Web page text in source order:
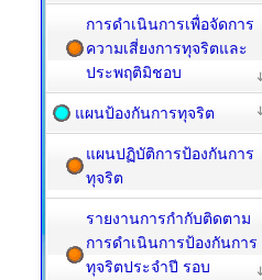
การดำเนินการเพื่อจัดการ
ความเสี่ยงการทุจริตและ
ประพฤติมิชอบ
แผนป้องกันการทุจริต
แผนปฏิบัติการป้องกันการ
ทุจริต
รายงานการกำกับติดตาม
การดำเนินการป้องกันการ
ทุจริตประจำปี รอบ